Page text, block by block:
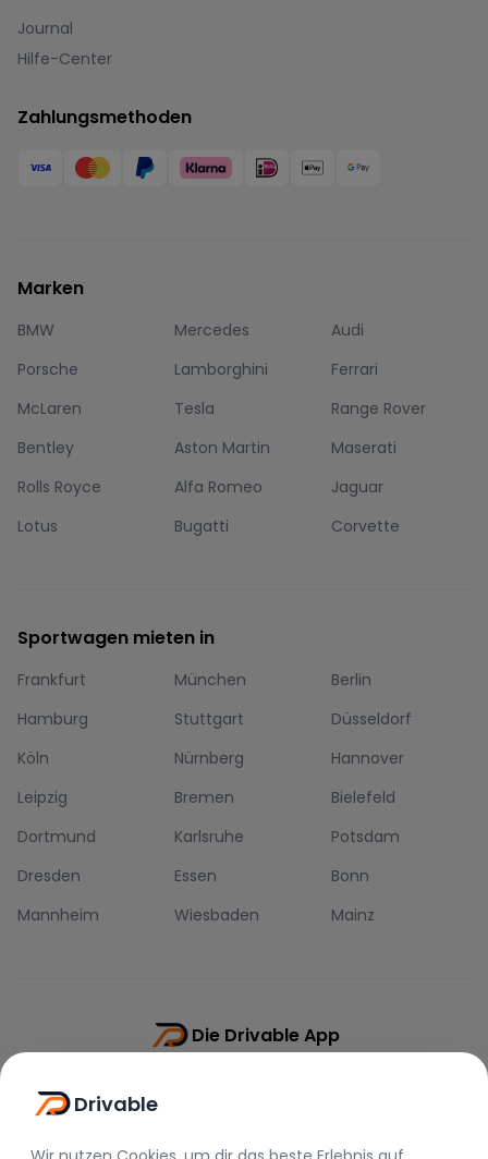
Journal
Hilfe-Center
Zahlungsmethoden
Marken
BMW Mercedes
Audi
Porsche
Lamborghini
Ferrari
McLaren
Tesla
Range Rover
Bentley
Aston Martin
Maserati
Rolls Royce
Alfa Romeo
Jaguar
Lotus
Bugatti Corvette
Sportwagen mieten in
Frankfurt München
Berlin
Hamburg
Stuttgart
Düsseldorf
Köln
Nürnberg
Hannover
Leipzig
Bremen
Bielefeld
Dortmund
Karlsruhe
Potsdam
Dresden
Essen
Bonn
Mannheim
Wiesbaden Mainz
Die Drivable App
Drivable